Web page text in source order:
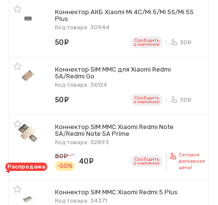
Коннектор АКБ Xiaomi Mi 4C/Mi 5/Mi 5S/Mi 5S
Plus
Код товара: 30944
50 Сообщить
o наличии 30
Коннектор SIM MMC для Xiaomi Redmi
5A/Redmi Go
Код товара: 36124
50 Сообщить
o наличии 30
Коннектор SIM MMC Xiaomi Redmi Note
5A/Redmi Note 5A Prime
Код товара: 32893
Распродажа
80
руб.
-50%
40 Сообщить
o наличии
Сегодня
дилерская
цена!
Коннектор SIM MMC Xiaomi Redmi 5 Plus
Код товара: 34371